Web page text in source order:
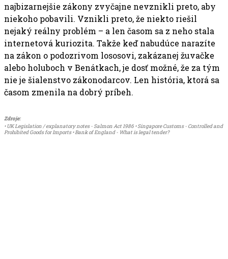
najbizarnejšie zákony zvyčajne nevznikli preto, aby
niekoho pobavili. Vznikli preto, že niekto riešil
nejaký reálny problém – a len časom sa z neho stala
internetová kuriozita. Takže keď nabudúce narazíte
na zákon o podozrivom lososovi, zakázanej žuvačke
alebo holuboch v Benátkach, je dosť možné, že za tým
nie je šialenstvo zákonodarcov. Len história, ktorá sa
časom zmenila na dobrý príbeh.
Zdroje:
• UK Legislation / explanatory notes - Salmon Act 1986 • Singapore Customs - Controlled and
Prohibited Goods for Imports • Bank of England - What is legal tender?